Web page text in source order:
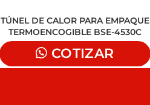
TÚNEL DE CALOR PARA EMPAQUE
TERMOENCOGIBLE BSE-4530C
COTIZAR